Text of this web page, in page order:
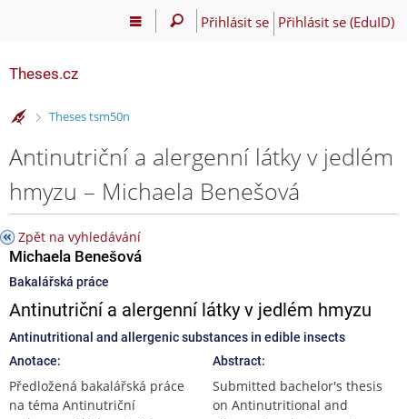
Přihlásit se Přihlásit se (EduID)
Theses.cz
>
Theses tsm50n
Antinutriční a alergenní látky v jedlém
hmyzu – Michaela Benešová
Zpět na vyhledávání
Michaela Benešová
Bakalářská práce
Antinutriční a alergenní látky v jedlém hmyzu
Antinutritional and allergenic substances in edible insects
Anotace:
Předložená bakalářská práce
na téma Antinutriční
Abstract:
Submitted bachelor's thesis
on Antinutritional and